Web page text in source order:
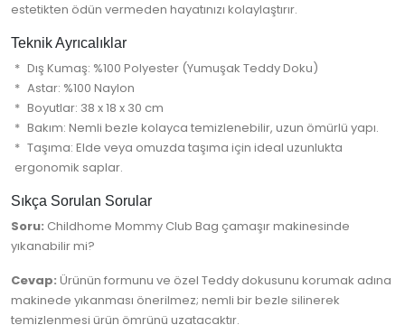
estetikten ödün vermeden hayatınızı kolaylaştırır.
Teknik Ayrıcalıklar
Dış Kumaş: %100 Polyester (Yumuşak Teddy Doku)
Astar: %100 Naylon
Boyutlar: 38 x 18 x 30 cm
Bakım: Nemli bezle kolayca temizlenebilir, uzun ömürlü yapı.
Taşıma: Elde veya omuzda taşıma için ideal uzunlukta
ergonomik saplar.
Sıkça Sorulan Sorular
Soru: Childhome Mommy Club Bag çamaşır makinesinde
yıkanabilir mi?
Cevap: Ürünün formunu ve özel Teddy dokusunu korumak adına
makinede yıkanması önerilmez; nemli bir bezle silinerek
temizlenmesi ürün ömrünü uzatacaktır.